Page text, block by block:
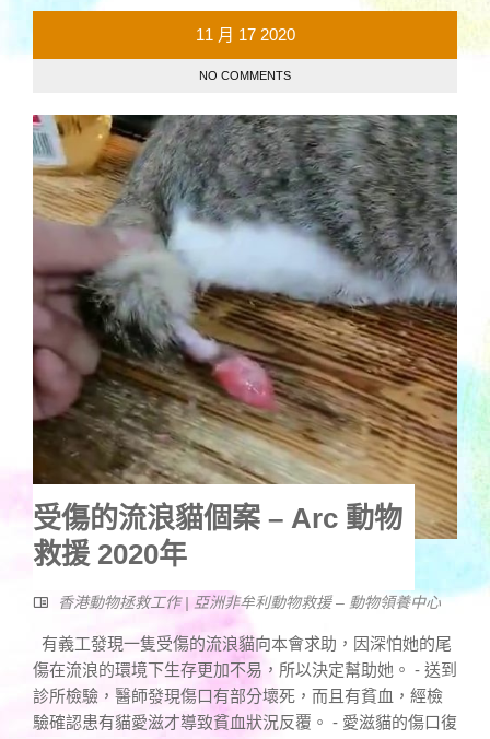
11 月 17 2020
NO COMMENTS
受傷的流浪貓個案 – Arc 動物
救援 2020年
香港動物拯救工作 | 亞洲非牟利動物救援 – 動物領養中心
有義工發現一隻受傷的流浪貓向本會求助，因深怕她的尾
傷在流浪的環境下生存更加不易，所以決定幫助她。 - 送到
診所檢驗，醫師發現傷口有部分壞死，而且有貧血，經檢
驗確認患有貓愛滋才導致貧血狀況反覆。 - 愛滋貓的傷口復